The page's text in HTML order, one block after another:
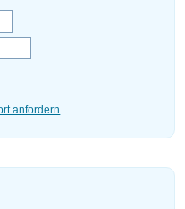
anfordern